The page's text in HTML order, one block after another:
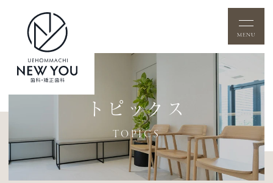
トピックス
TOPICS